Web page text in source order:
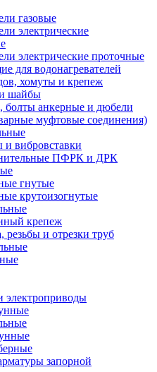
газовые
электрические
электрические проточные
для водонагревателей
хомуты и крепеж
шайбы
анкерные и дюбели
муфтовые соединения)
вибровставки
ПФРК и ДРК
гнутые
крутоизогнутые
крепеж
резьбы и отрезки труб
электроприводы
запорной